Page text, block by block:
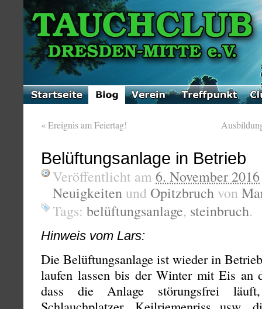
«Ereignis am Feiertag!
Belüftungsanlage in Betrieb
Veröffentlicht am 6. November 2016
Neuigkeiten und Opitzbruch von
Tags: belüftungsanlage, steinbruch.
Hinweis vom Lars:
Die Belüftungsanlage ist wieder in
laufen lassen bis der Winter mit Eis
dass die Anlage störungsfrei